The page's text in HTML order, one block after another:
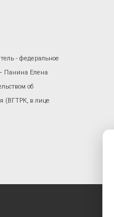
- федеральное
Панина Елена
об
(ВГТРК, в лице